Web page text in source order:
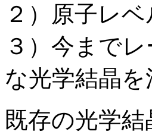
２）原子レ
３）今まで
な光学結晶
既存の光学